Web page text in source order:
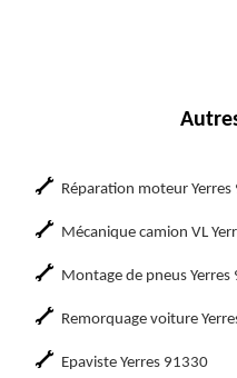
Réparation moteur
Mécanique camion VL
Montage de pneus Yerres
Remorquage voiture
Epaviste Yerres 91330